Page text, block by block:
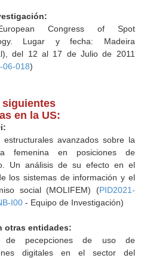
Congress of Spot
Lugar y fecha: Madeira
del 12 al 17 de Julio de 2011
06-018)
siguientes
en la US:
estructurales avanzados sobre la
femenina en posiciones de
Un análisis de su efecto en el
los sistemas de información y el
social (MOLIFEM) (PID2021-
I00- Equipo de Investigación)
otras entidades:
de pecepciones de uso de
digitales en el sector del